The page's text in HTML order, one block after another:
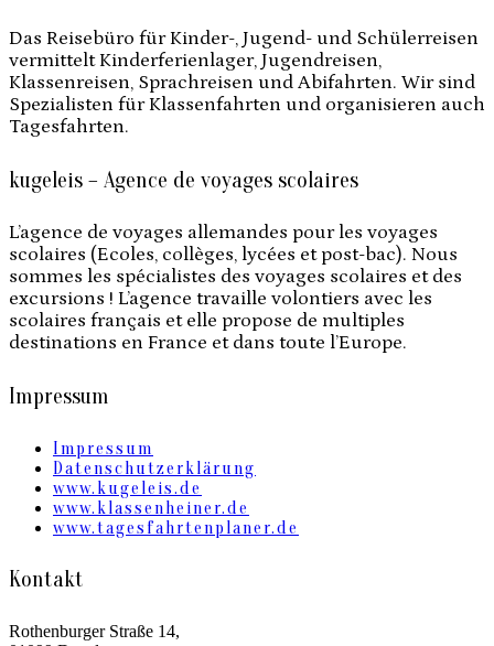
Das Reisebüro für Kinder-, Jugend- und Schülerreisen
vermittelt Kinderferienlager, Jugendreisen,
Klassenreisen, Sprachreisen und Abifahrten. Wir sind
Spezialisten für Klassenfahrten und organisieren auch
Tagesfahrten.
kugeleis – Agence de voyages scolaires
L’agence de voyages allemandes pour les voyages
scolaires (Ecoles, collèges, lycées et post-bac). Nous
sommes les spécialistes des voyages scolaires et des
excursions ! L’agence travaille volontiers avec les
scolaires français et elle propose de multiples
destinations en France et dans toute l’Europe.
Impressum
Impressum
Datenschutzerklärung
www.kugeleis.de
www.klassenheiner.de
www.tagesfahrtenplaner.de
Kontakt
Rothenburger Straße 14,